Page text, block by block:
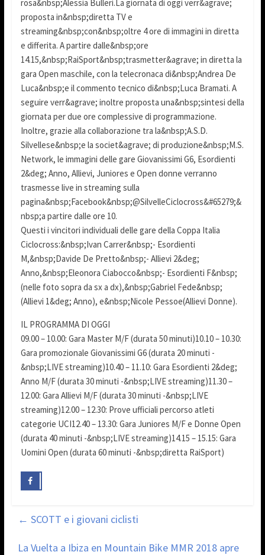
rosa&nbsp;Alessia Bulleri.La giornata di oggi verr&agrave;
proposta in&nbsp;diretta TV e
streaming&nbsp;con&nbsp;oltre 4 ore di immagini in diretta
e differita. A partire dalle&nbsp;ore
14.15,&nbsp;RaiSport&nbsp;trasmetter&agrave; in diretta la
gara Open maschile, con la telecronaca di&nbsp;Andrea De
Luca&nbsp;e il commento tecnico di&nbsp;Luca Bramati. A
seguire verr&agrave; inoltre proposta una&nbsp;sintesi della
giornata per due ore complessive di programmazione.
Inoltre, grazie alla collaborazione tra la&nbsp;A.S.D.
Silvellese&nbsp;e la societ&agrave; di produzione&nbsp;M.S.
Network, le immagini delle gare Giovanissimi G6, Esordienti
2&deg; Anno, Allievi, Juniores e Open donne verranno
trasmesse live in streaming sulla
pagina&nbsp;Facebook&nbsp;@SilvelleCiclocross&#65279;&
nbsp;a partire dalle ore 10.
Questi i vincitori individuali delle gare della Coppa Italia
Ciclocross:&nbsp;Ivan Carrer&nbsp;- Esordienti
M,&nbsp;Davide De Pretto&nbsp;- Allievi 2&deg;
Anno,&nbsp;Eleonora Ciabocco&nbsp;- Esordienti F&nbsp;
(nelle foto sopra da sx a dx),&nbsp;Gabriel Fede&nbsp;
(Allievi 1&deg; Anno), e&nbsp;Nicole Pessoe(Allievi Donne).
IL PROGRAMMA DI OGGI
09.00 – 10.00: Gara Master M/F (durata 50 minuti)10.10 – 10.30:
Gara promozionale Giovanissimi G6 (durata 20 minuti -
&nbsp;LIVE streaming)10.40 – 11.10: Gara Esordienti 2&deg;
Anno M/F (durata 30 minuti -&nbsp;LIVE streaming)11.30 –
12.00: Gara Allievi M/F (durata 30 minuti -&nbsp;LIVE
streaming)12.00 – 12.30: Prove ufficiali percorso atleti
categorie UCI12.40 – 13.30: Gara Juniores M/F e Donne Open
(durata 40 minuti -&nbsp;LIVE streaming)14.15 – 15.15: Gara
Uomini Open (durata 60 minuti -&nbsp;diretta RaiSport)
← SCOTT e i giovani ciclisti
La Vuelta a Ibiza en Mountain Bike MMR 2018 apre